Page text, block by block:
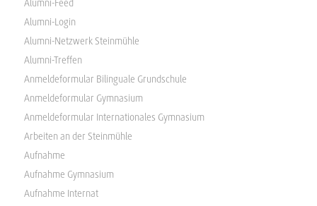
Alumni-Feed
Alumni-Login
Alumni-Netzwerk Steinmühle
Alumni-Treffen
Anmeldeformular Bilinguale Grundschule
Anmeldeformular Gymnasium
Anmeldeformular Internationales Gymnasium
Arbeiten an der Steinmühle
Aufnahme
Aufnahme Gymnasium
Aufnahme Internat